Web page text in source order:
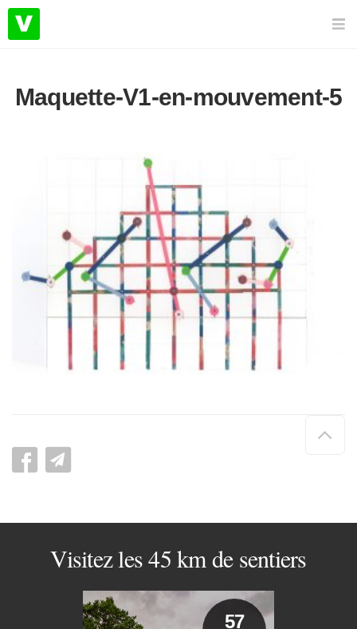
Maquette-V1-en-mouvement-5
de
Visitez les 45 km de sentiers
57